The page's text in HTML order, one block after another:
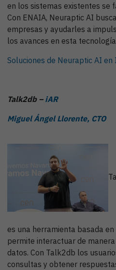
en los sistemas existentes se
Con ENAIA, Neuraptic AI
empresas y ayudarles a
los avances en esta
Soluciones de Neuraptic AI en
Talk2db –iAR
Miguel Ángel Llorente, CTO
es una herramienta basada
permite interactuar de
datos. Con Talk2db los
consultas y obtener